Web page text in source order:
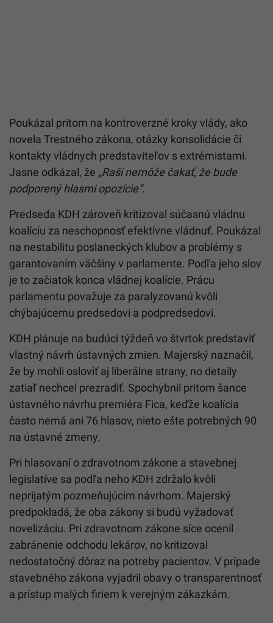
Poukázal pritom na kontroverzné kroky vlády, ako
novela Trestného zákona, otázky konsolidácie či
kontakty vládnych predstaviteľov s extrémistami.
Jasne odkázal, že „Raši nemôže čakať, že bude
podporený hlasmi opozície“.
Predseda KDH zároveň kritizoval súčasnú vládnu
koalíciu za neschopnosť efektívne vládnuť. Poukázal
na nestabilitu poslaneckých klubov a problémy s
garantovaním väčšiny v parlamente. Podľa jeho slov
je to začiatok konca vládnej koalície. Prácu
parlamentu považuje za paralyzovanú kvôli
chýbajúcemu predsedovi a podpredsedovi.
KDH plánuje na budúci týždeň vo štvrtok predstaviť
vlastný návrh ústavných zmien. Majerský naznačil,
že by mohli osloviť aj liberálne strany, no detaily
zatiaľ nechcel prezradiť. Spochybnil pritom šance
ústavného návrhu premiéra Fica, keďže koalícia
často nemá ani 76 hlasov, nieto ešte potrebných 90
na ústavné zmeny.
Pri hlasovaní o zdravotnom zákone a stavebnej
legislatíve sa podľa neho KDH zdržalo kvôli
neprijatým pozmeňujúcim návrhom. Majerský
predpokladá, že oba zákony si budú vyžadovať
novelizáciu. Pri zdravotnom zákone síce ocenil
zabránenie odchodu lekárov, no kritizoval
nedostatočný dôraz na potreby pacientov. V prípade
stavebného zákona vyjadril obavy o transparentnosť
a prístup malých firiem k verejným zákazkám.